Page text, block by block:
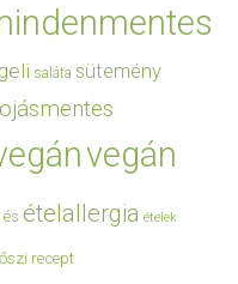
saláta sütemény
vegán
és ételallergia ételek
őszi recept